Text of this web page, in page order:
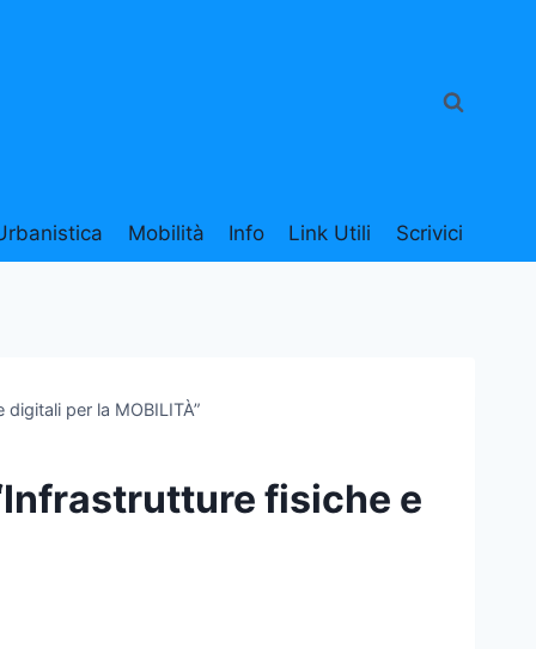
Mobilità Info Link Utili Scrivici
per la MOBILITÀ”
fisiche e